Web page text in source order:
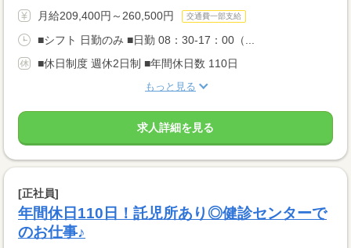
月給209,400円～260,500円 交通費一部支給
■シフト 日勤のみ ■日勤 08：30-17：00（...
■休日制度 週休2日制 ■年間休日数 110日
もっと見る
求人詳細を見る
[正社員]
年間休日110日！託児所あり◎健診センターで
のお仕事♪